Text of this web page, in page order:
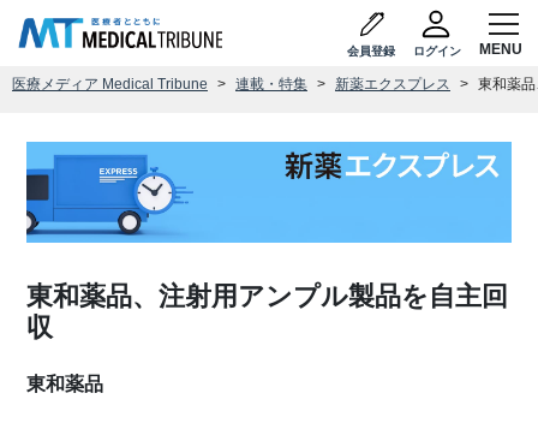
会員登録 ログイン
医療メディア Medical Tribune 連載・特集 新薬エクスプレス 東和薬
東和薬品、注射用アンプル製品を自主回
収
東和薬品